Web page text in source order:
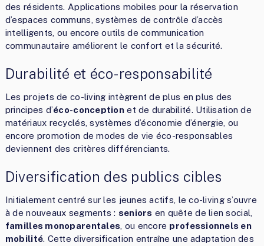
des résidents. Applications mobiles pour la réservation
d’espaces communs, systèmes de contrôle d’accès
intelligents, ou encore outils de communication
communautaire améliorent le confort et la sécurité.
Durabilité et éco-responsabilité
Les projets de co-living intègrent de plus en plus des
principes d’éco-conceptionet de durabilité. Utilisation de
matériaux recyclés, systèmes d’économie d’énergie, ou
encore promotion de modes de vie éco-responsables
deviennent des critères différenciants.
Diversification des publics cibles
Initialement centré sur les jeunes actifs, le co-living s’ouvre
à de nouveaux segments : seniors en quête de lien social,
familles monoparentales , ou encore professionnels en
mobilité. Cette diversification entraîne une adaptation des